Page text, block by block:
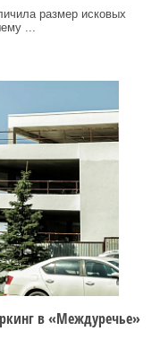
размер исковых
...
в «Междуречье»